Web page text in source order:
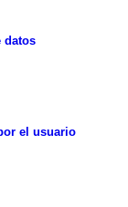
datos
el usuario